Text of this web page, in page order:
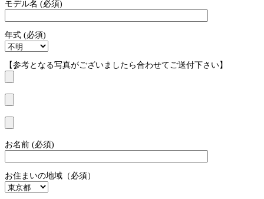
モデル名 (必須)
年式 (必須)
【参考となる写真がございましたら合わせてご送付下さい】
お名前 (必須)
お住まいの地域（必須）